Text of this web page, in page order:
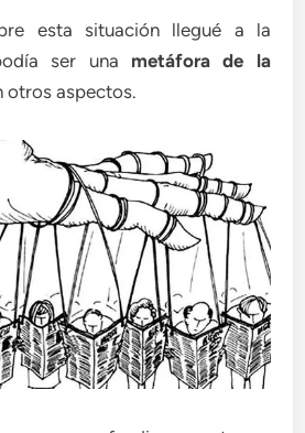
esta situación llegué a la
ser una metáfora de la
otros aspectos.